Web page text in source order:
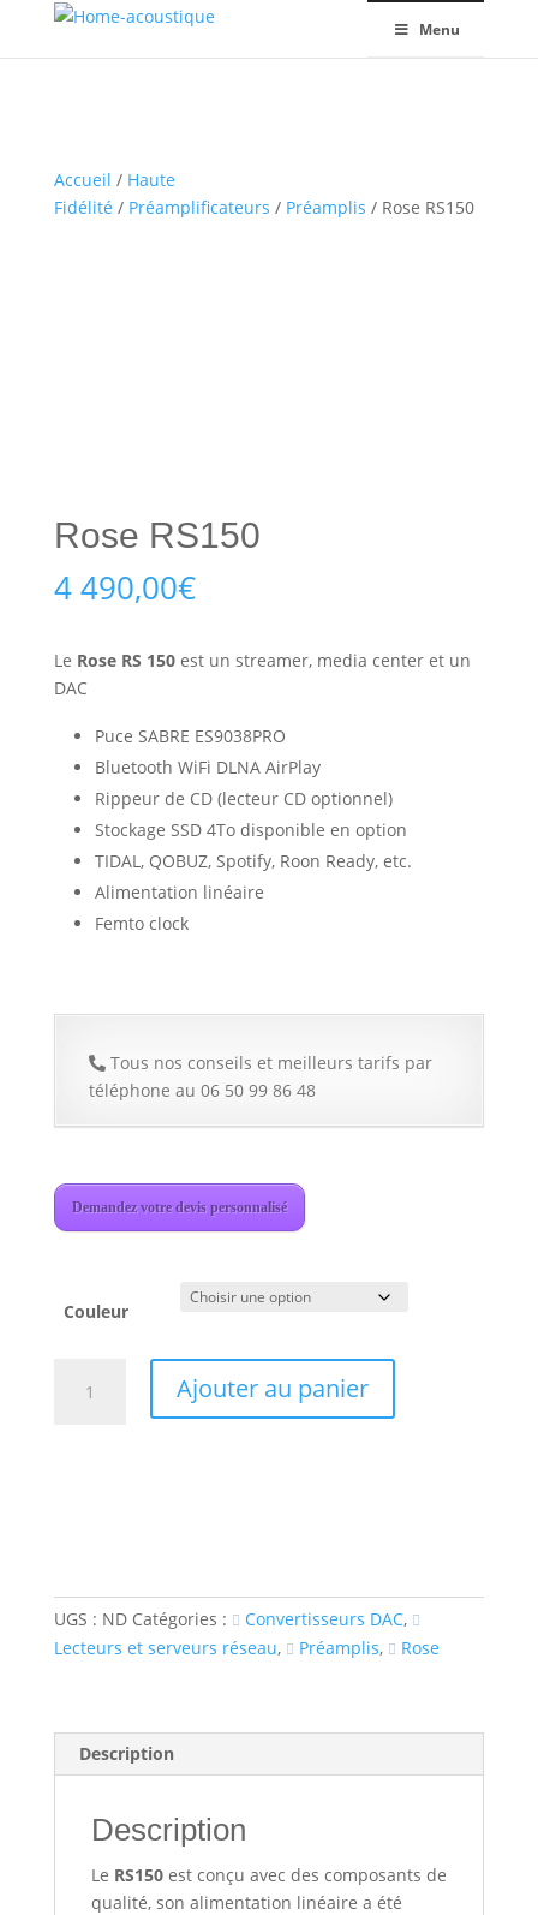
Menu
Accueil / Haute
Fidélité / Préamplificateurs / Préamplis / Rose RS150
Rose RS150
4 490,00€
Le Rose RS 150est un streamer, media center et un
DAC
Puce SABRE ES9038PRO
Bluetooth WiFi DLNA AirPlay
Rippeur de CD (lecteur CD optionnel)
Stockage SSD 4To disponible en option
TIDAL, QOBUZ, Spotify, Roon Ready, etc.
Alimentation linéaire
Femto clock
Tous nos conseils et meilleurs tarifs par
téléphone au 06 50 99 86 48
Demandez votre devis personnalisé
Couleur
Ajouter au panier
UGS : ND Catégories : Convertisseurs DAC,
Lecteurs et serveurs réseau, Préamplis, Rose
Description
Description
Le RS150est conçu avec des composants de
qualité, son alimentation linéaire a été